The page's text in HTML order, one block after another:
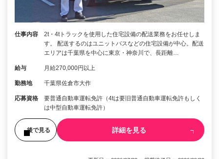
仕事内容
2t・4tトラックを使用した住宅設備の配送業務をお任せしま
す。 配送するのはユニットバスなどの住宅設備が中心。配送
エリアは千葉県を中心に東京・神奈川で、長距離…
給与 月給270,000円以上
勤務地 千葉県佐倉市大作
応募資格
要普通自動車運転免許（4tは要旧普通自動車運転免許もしく
は中型自動車運転免許）
後で見る 詳細を見る